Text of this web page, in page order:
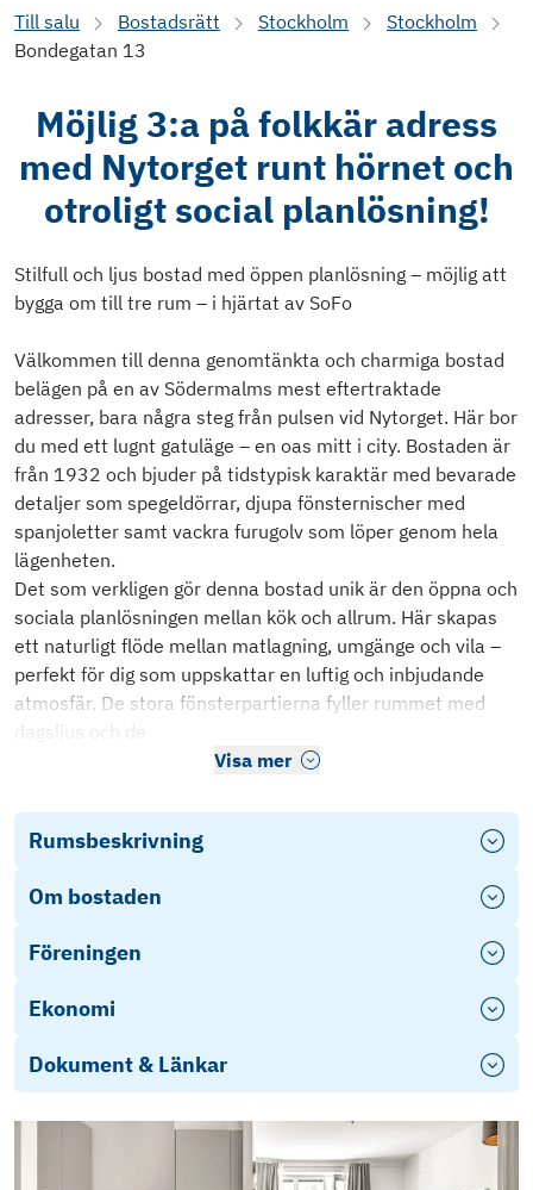
Till salu Bostadsrätt Stockholm
Stockholm
Bondegatan 13
Möjlig 3:a på folkkär adress
med Nytorget runt hörnet och
otroligt social planlösning!
Stilfull och ljus bostad med öppen planlösning – möjlig att
bygga om till tre rum – i hjärtat av SoFo
Välkommen till denna genomtänkta och charmiga bostad
belägen på en av Södermalms mest eftertraktade
adresser, bara några steg från pulsen vid Nytorget. Här bor
du med ett lugnt gatuläge – en oas mitt i city. Bostaden är
från 1932 och bjuder på tidstypisk karaktär med bevarade
detaljer som spegeldörrar, djupa fönsternischer med
spanjoletter samt vackra furugolv som löper genom hela
lägenheten.
Det som verkligen gör denna bostad unik är den öppna och
sociala planlösningen mellan kök och allrum. Här skapas
ett naturligt flöde mellan matlagning, umgänge och vila –
perfekt för dig som uppskattar en luftig och inbjudande
atmosfär. De stora fönsterpartierna fyller rummet med
dagsljus och de
Visa mer
Rumsbeskrivning
Om bostaden
Föreningen
Ekonomi
Dokument & Länkar